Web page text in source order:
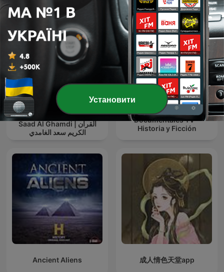
The Holy Quran, Sheikh
Saad Al Ghamdi | القران
الكريم سعد الغامدي
Documentales TV -
Historia y Ficción
Ancient Aliens 成人情色天堂app
Установити